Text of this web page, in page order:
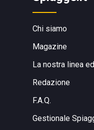
Chi siamo
Magazine
La nostra linea
Redazione
F.A.Q.
Gestionale